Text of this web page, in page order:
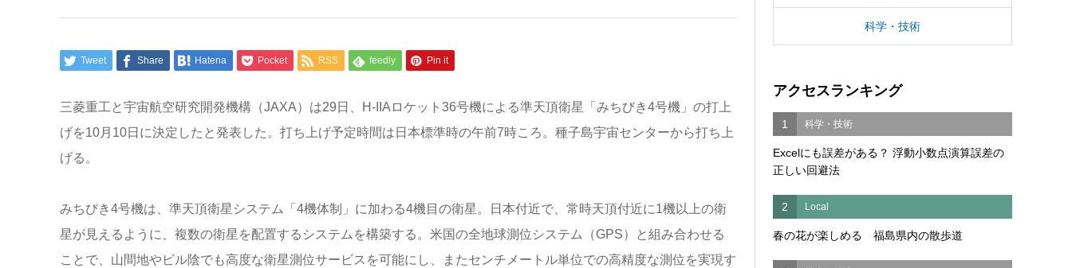
Tweet Share Hatena Pocket RSS feedly Pin it
三菱重工と宇宙航空研究開発機構（JAXA）は29日、H-IIAロケット36号機による準天頂衛星「みちびき4号機」の打上
げを10月10日に決定したと発表した。打ち上げ予定時間は日本標準時の午前7時ころ。種子島宇宙センターから打ち上
げる。
みちびき4号機は、準天頂衛星システム「4機体制」に加わる4機目の衛星。日本付近で、常時天頂付近に1機以上の衛
星が見えるように、複数の衛星を配置するシステムを構築する。米国の全地球測位システム（GPS）と組み合わせる
ことで、山間地やビル陰でも高度な衛星測位サービスを可能にし、またセンチメートル単位での高精度な測位を実現す
科学・技術
アクセスランキング
1 科学・技術
Excelにも誤差がある？ 浮動小数点演算誤差の
正しい回避法
2 Local
春の花が楽しめる 福島県内の散歩道